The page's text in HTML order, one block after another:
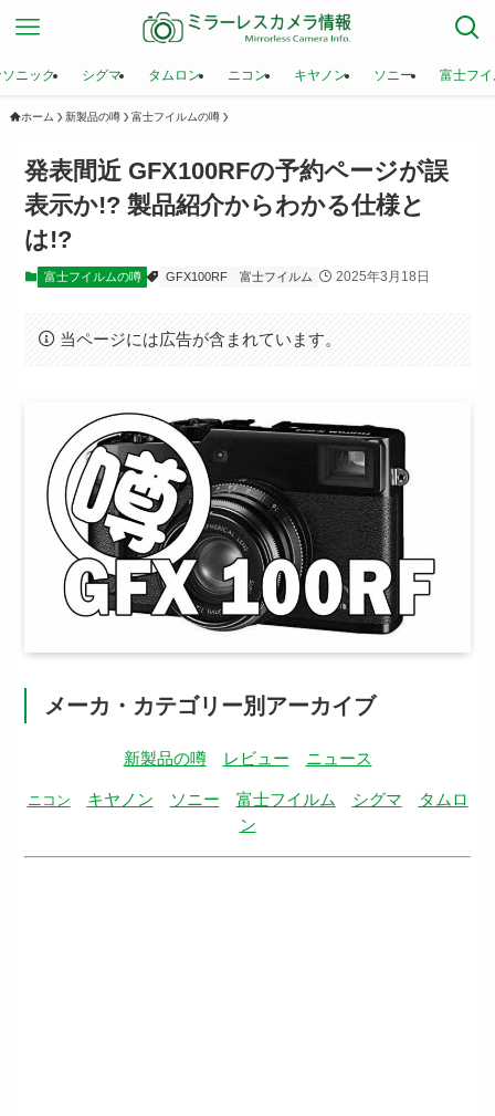
ニック シグマ タムロン ニコン キヤノン ソニー 富士フ
ホーム 新製品の噂 富士フイルムの噂
発表間近 GFX100RFの予約ページが誤
表示か!? 製品紹介からわかる仕様と
は!?
富士フイルムの噂 GFX100RF 富士フイルム 2025年3月18日
当ページには広告が含まれています。
メーカ・カテゴリー別アーカイブ
新製品の噂 レビュー ニュース
ニコン キヤノン ソニー 富士フイルム シグマ
タムロ
ン